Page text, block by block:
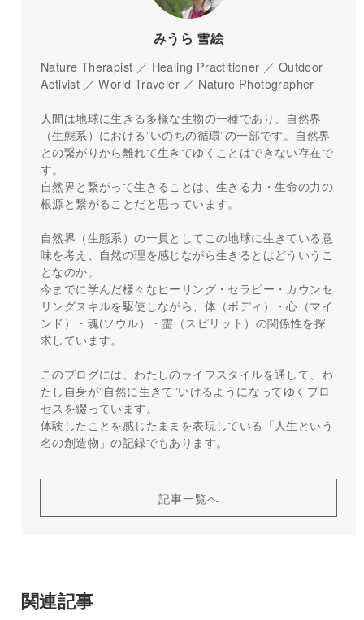
みうら 雪絵
Nature Therapist ／ Healing Practitioner ／ Outdoor
Activist ／ World Traveler ／ Nature Photographer
人間は地球に生きる多様な生物の一種であり、自然界
（生態系）における”いのちの循環”の一部です。自然界
との繋がりから離れて生きてゆくことはできない存在で
す。
自然界と繋がって生きることは、生きる力・生命の力の
根源と繋がることだと思っています。
自然界（生態系）の一員としてこの地球に生きている意
味を考え、自然の理を感じながら生きるとはどういうこ
となのか。
今までに学んだ様々なヒーリング・セラピー・カウンセ
リングスキルを駆使しながら、体（ボディ）・心（マイ
ンド）・魂(ソウル）・霊（スピリット）の関係性を探
求しています。
このブログには、わたしのライフスタイルを通して、わ
たし自身が”自然に生きて”いけるようになってゆくプロ
セスを綴っています。
体験したことを感じたままを表現している「人生という
名の創造物」の記録でもあります。
記事一覧へ
関連記事